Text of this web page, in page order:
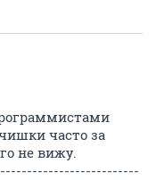
часто за
не вижу.